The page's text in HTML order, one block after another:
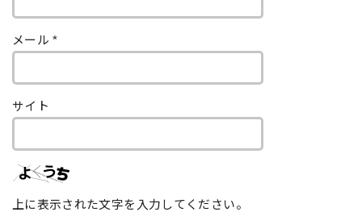
メール*
サイト
上に表示された文字を入力してください。